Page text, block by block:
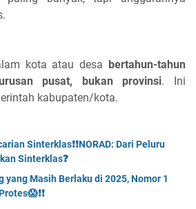
kota atau desa bertahun-tahun
pusat, bukan provinsi. Ini
kabupaten/kota.
Sinterklas❗❗NORAD: Dari Peluru
Sinterklas❓
yang Masih Berlaku di 2025, Nomor 1